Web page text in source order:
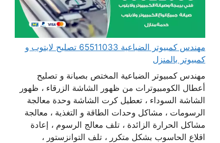
مهندس كمبيوتر الضباعية 65511033 تصليح لابتوب و
كمبيوتر بالمنزل
مهندس كمبيوتر الضباعية المختص بصيانة و تصليح
أعطال الكومبيوترات من ظهور الشاشة الزرقاء ، ظهور
الشاشة السوداء ، تعطيل كرت الشاشة وحدة معالجة
الرسومات ، مشاكل وحدات الطاقة و التغذية ، معالجة
مشاكل الحرارة الزائدة ، تلف معالج الرسوم ، إعادة
اقلاع الحاسوب بشكل متكرر ، تلف التوانزستور ،